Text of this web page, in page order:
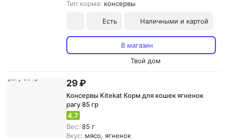
Тип корма: консервы
Есть Наличными и картой
В магазин
Твой дом
29 ₽
Консервы Kitekat Корм для кошек ягненок
рагу 85 гр
4.7
Вес: 85 г
Вкус: мясо, ягненок